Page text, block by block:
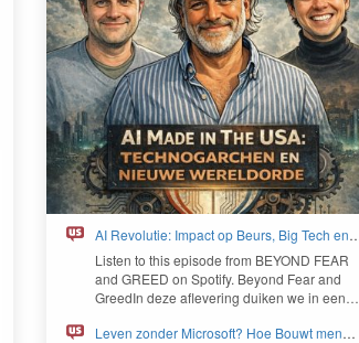
AI Revolutie: Impact op Beurs, Big Tech en
Nieuwe Wereldorde - BEYOND FEAR and
GREED
Lis­ten to this episode from BEYOND FEAR
andGREED on Spo­ti­fy. Beyond Fear and
Greed­In deze aflev­er­ing duiken we in een…
Leven zonder Microsoft? Hoe Bouwt men